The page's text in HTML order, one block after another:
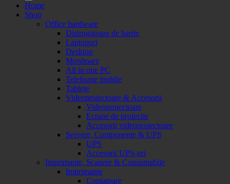
Home
Shop
Office hardware
Distrugatoare de hartie
Laptopuri
Desktop
Monitoare
All in one PC
Telefoane mobile
Tablete
Videoproiectoare & Accesorii
Videoproiectoare
Ecrane de proiectie
Accesorii videoproiectoare
Servere, Componente & UPS
UPS
Accesorii UPS-uri
Imprimante, Scanere & Consumabile
Imprimante
Copiatoare